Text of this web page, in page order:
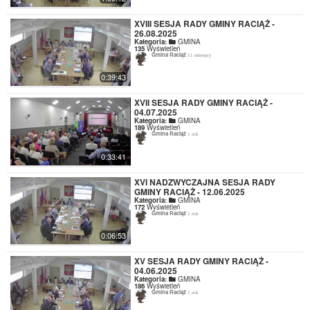
0:39:43
XVIII SESJA RADY GMINY RACIĄŻ -
26.08.2025
Kategoria: GMINA
135 Wyświetleń
Gmina Raciąż 11 miesięcy
0:33:41
XVII SESJA RADY GMINY RACIĄŻ -
04.07.2025
Kategoria: GMINA
189 Wyświetleń
Gmina Raciąż 1 rok
0:06:53
XVI NADZWYCZAJNA SESJA RADY
GMINY RACIĄŻ - 12.06.2025
Kategoria: GMINA
172 Wyświetleń
Gmina Raciąż 1 rok
XV SESJA RADY GMINY RACIĄŻ -
04.06.2025
Kategoria: GMINA
186 Wyświetleń
Gmina Raciąż 1 rok